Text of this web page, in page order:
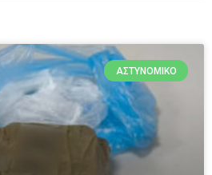
ΑΣΤΥΝΟΜΙΚΌ